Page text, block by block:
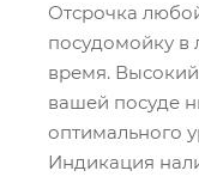
Отсрочка
посудомойку в
время. Высокий
вашей посуде
оптимального
Индикация